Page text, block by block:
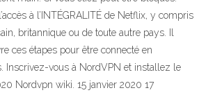
à l’INTÉGRALITÉ de Netflix, y compris
britannique ou de toute autre pays. Il
ces étapes pour être connecté en
Inscrivez-vous à NordVPN et installez le
Nordvpn wiki. 15 janvier 2020 17